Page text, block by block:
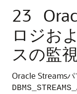
23
ロジお
スの監
Oracle Streamsパ